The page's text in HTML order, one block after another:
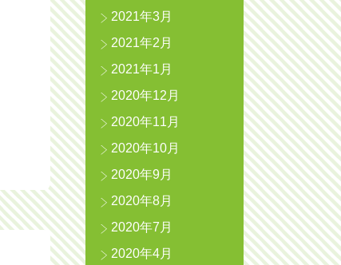
2021年3月
2021年2月
2021年1月
2020年12月
2020年11月
2020年10月
2020年9月
2020年8月
2020年7月
2020年4月